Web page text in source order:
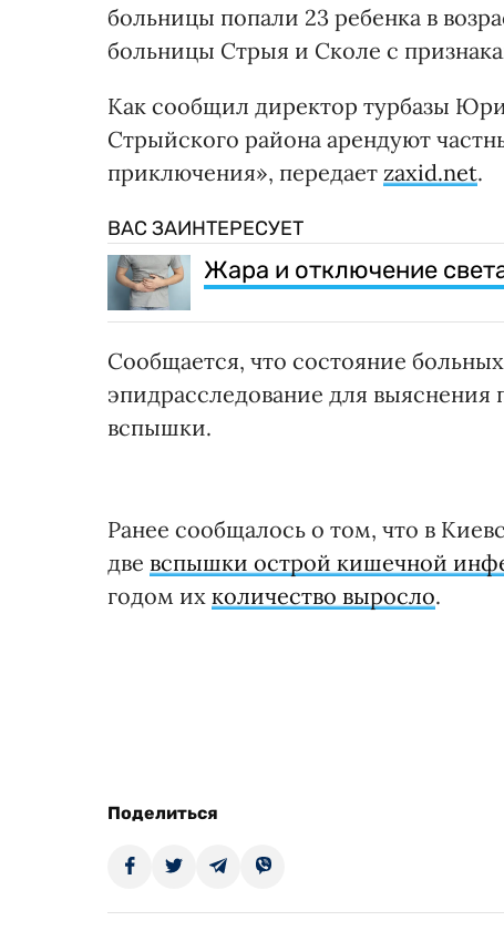
больницы попали 23 ребенка в
больницы Стрыя и Сколе с
Как сообщил директор турбазы
Стрыйского района арендуют
приключения», передает zaxid.net.
ВАС ЗАИНТЕРЕСУЕТ
Жара и отключение
Сообщается, что состояние
эпидрасследование для выяснения
вспышки.
Ранее сообщалось о том, что в
две вспышки острой кишечной
годом их количество выросло.
Поделиться